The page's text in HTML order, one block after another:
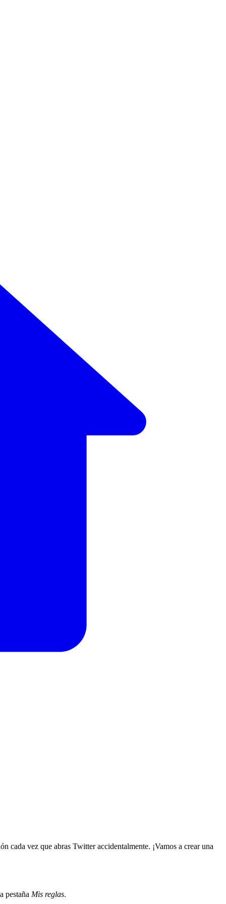
cada vez que abras Twitter accidentalmente. ¡Vamos a crear una
pestaña Mis reglas.